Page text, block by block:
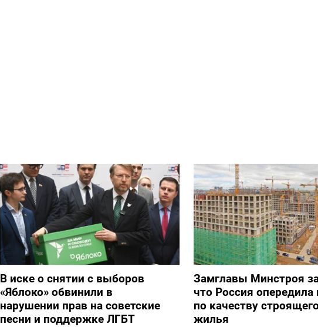
В иске о снятии с выборов
«Яблоко» обвинили в
нарушении прав на советские
песни и поддержке ЛГБТ
Замглавы Минстроя
что Россия опередила
по качеству
жилья